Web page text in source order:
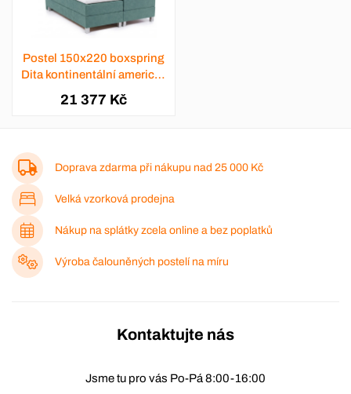
Postel 150x220 boxspring
Dita kontinentální americká
21 377 Kč
Doprava zdarma při nákupu nad 25 000 Kč
Velká vzorková prodejna
Nákup na splátky zcela online a bez poplatků
Výroba čalouněných postelí na míru
Kontaktujte nás
Jsme tu pro vás Po-Pá 8:00-16:00